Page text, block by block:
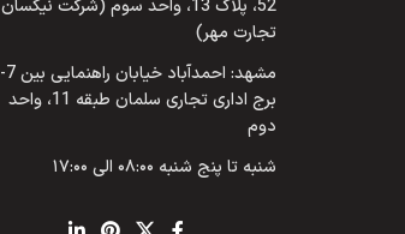
52، پلاک 13، واحد سوم (شرکت نیکسان
تجارت مهر)
برج اداری تجاری سلمان طبقه 11، واحد
دوم
شنبه تا پنج شنبه ۰۸:۰۰ الی ۱۷:۰۰